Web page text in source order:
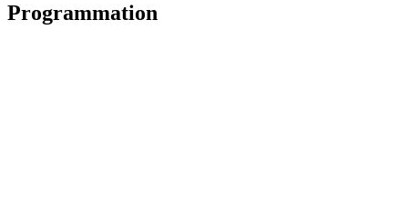
Programmation